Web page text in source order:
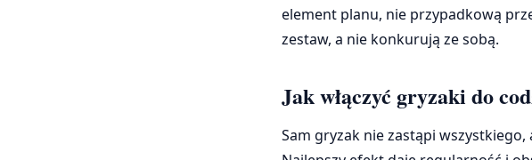
element planu, nie przypadkową
zestaw, a nie konkurują ze sobą.
Jak włączyć gryzaki do
Sam gryzak nie zastąpi